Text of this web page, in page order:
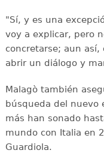
"Sí, y es una
voy a explicar, pero
concretarse; aun
abrir un diálogo y
Malagò también
búsqueda del nuevo
más han sonado
mundo con Italia en
Guardiola.